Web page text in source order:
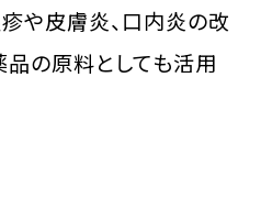
疹や皮膚炎、口内炎の改
の原料としても活用